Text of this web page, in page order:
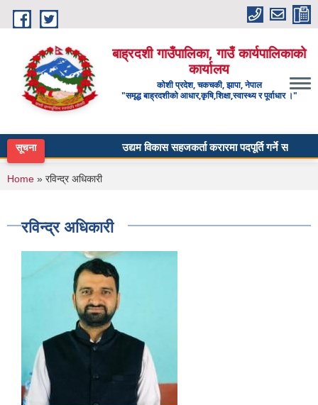
Skip to main content
बाह्रदशी गाउँपालिका, गाउँ कार्यपालिकाको
कार्यालय
कोशी प्रदेश, चकचकी, झापा, नेपाल
"समृद्ध बाह्रदशीको आधार,कृषि,शिक्षा,स्वास्थ्य र पूर्वाधार ।"
सूचना उद्यम विकास सहजकर्ता करारमा पदपूर्ति गर्ने सम्बन्धी
You are here
Home » रविन्द्र अधिकारी
रविन्द्र अधिकारी